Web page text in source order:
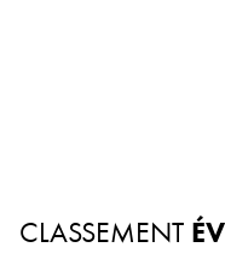
CLASSEMENT